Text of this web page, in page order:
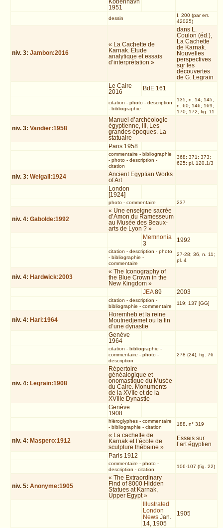
Kobenhavn
1951
dessin
I, 200 (par err.
42025)
niv. 3:Jambon:2016
« La Cachette de
Karnak. Étude
analytique et essais
d’interprétation »
dans L.
Coulon (éd.),
La Cachette
de Karnak.
Nouvelles
perspectives
sur les
découvertes
de G. Legrain
Le Caire
2016
BdE 161
citation - photo- description
- bibliographie
135, n. 14; 145,
n. 60; 146; 169;
170; 172; fig. 11
niv. 3:Vandier:1958
Manuel d’archéologie
égyptienne, III, Les
grandes époques. La
statuaire
Paris 1958
commentaire - bibliographie
- photo- description -
citation
368; 371; 373;
625; pl. 120,1/3
niv. 3:Weigall:1924
Ancient Egyptian Works
of Art
London
[1924]
photo- commentaire 237
niv. 4:Gabolde:1992
« Une enseigne sacrée
d’Amon du Ramesseum
au Musée des Beaux-
arts de Lyon ? »
Memnonia
3
1992
citation - description - photo
- bibliographie -
commentaire
27-28; 36, n. 11;
pl. 4
niv. 4: Hardwick:2003
« The Iconography of
the Blue Crown in the
New Kingdom »
JEA89 2003
citation - description -
bibliographie - commentaire
119; 137 [GG]
niv. 4: Hari:1964
Horemheb et la reine
Moutnedjemet ou la fin
d’une dynastie
Genève
1964
citation - bibliographie -
commentaire - photo-
description
278 (24), fig. 76
niv. 4: Legrain:1908
Répertoire
généalogique et
onomastique du Musée
du Caire. Monuments
de la XVIIe et de la
XVIIIe Dynastie
Genève
1908
hiéroglyphes- commentaire
- bibliographie - citation
188, n° 319
niv. 4: Maspero:1912
« La cachette de
Karnak et l’école de
sculpture thébaine »
Essais sur
l’art égyptien
Paris 1912
commentaire - photo-
description - citation
106-107 (fig. 22)
niv. 5:Anonyme:1905
« The Extraordinary
Find of 8000 Hidden
Statues at Karnak,
Upper Egypt »
Illustrated
London
News Jan.
14, 1905
1905